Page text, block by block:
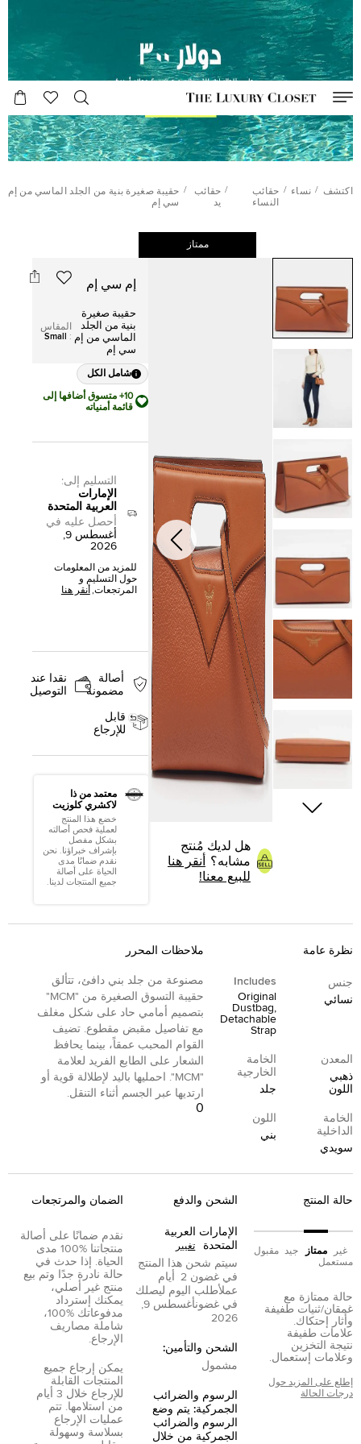
اكتشف / نساء / حقائب
النساء
/ حقائب
يد
/ حقيبة صغيرة بنية من الجلد الماسي من إم
سي إم
ممتاز
هل لديك مُنتج
مشابه؟
أنقر هنا
للبيع معنا!
إم سي إم
حقيبة صغيرة
بنية من الجلد
الماسي من إم
سي إم
المقاس
:
Small
شامل الكل
10+ متسوق أضافها إلى
قائمة أمنياته
التسليم إلى:
الإمارات
العربية المتحدة
أحصل عليه في
أغسطس 9,
2026
للمزيد من المعلومات
حول التسليم و
المرتجعات, أنقر هنا
أصالة
مضمونة
نقدا عند
التوصيل
قابل
للإرجاع
معتمد من ذا
لاكشري كلوزيت
خضع هذا المنتج
لعملية فحص أصالته
بشكل مفصل
بإشراف خبراؤنا. نحن
نقدم ضمانًا مدى
الحياة على أصالة
جميع المنتجات لدينا.
نظرة عامة
جنس
نسائي
Includes
Original
Dustbag,
Detachable
Strap
المعدن
ذهبي
اللون
الخامة
الخارجية
جلد
الخامة
الداخلية
سويدي
اللون
بني
ملاحظات المحرر
مصنوعة من جلد بني دافئ، تتألق
حقيبة التسوق الصغيرة من "MCM"
بتصميم أمامي حاد على شكل مغلف
مع تفاصيل مقبض مقطوع. تضيف
القوام المحبب عمقاً، بينما يحافظ
الشعار على الطابع الفريد لعلامة
"MCM". احمليها باليد لإطلالة قوية أو
ارتديها عبر الجسم أثناء التنقل.
0
حالة المنتج
غير
مستعمل
ممتاز جيد مقبول
حالة ممتازة مع
غمقان/ثنيات طفيفة
وأثار إحتكاك.
علامات طفيفة
نتيجة التخزين
وعلامات إستعمال.
إطلع على المزيد حول
درجات الحالة
الشحن والدفع
الإمارات العربية
المتحدة
تغيير
سيتم شحن هذا المنتج
في غضون 2
أيام
عملأطلب اليوم ليصلك
في غضون
أغسطس 9,
2026
الشحن والتأمين:
مشمول
الرسوم والضرائب
الجمركية: يتم وضع
الرسوم والضرائب
الجمركية من خلال
الضمان والمرتجعات
نقدم ضمانًا على أصالة
منتجاتنا %100 مدى
الحياة. إذا حدث في
حالة نادرة جدًا وتم بيع
منتج غير أصلي،
يمكنك إسترداد
مدفوعاتك %100،
شاملة مصاريف
الإرجاع.
يمكن إرجاع جميع
المنتجات القابلة
للإرجاع خلال 3 أيام
من استلامها. تتم
عمليات الإرجاع
بسلاسة وسهولة